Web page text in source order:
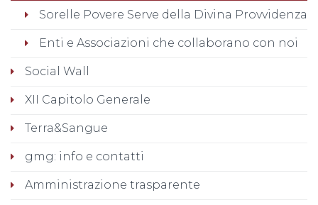
Sorelle Povere Serve della Divina Provvidenza
Enti e Associazioni che collaborano con noi
Social Wall
XII Capitolo Generale
Terra&Sangue
gmg: info e contatti
Amministrazione trasparente